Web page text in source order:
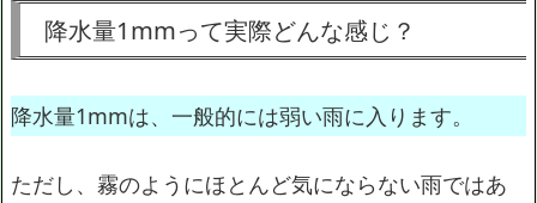
降水量1mmって実際どんな感じ？
降水量1mmは、一般的には弱い雨に入ります。
ただし、霧のようにほとんど気にならない雨ではあ